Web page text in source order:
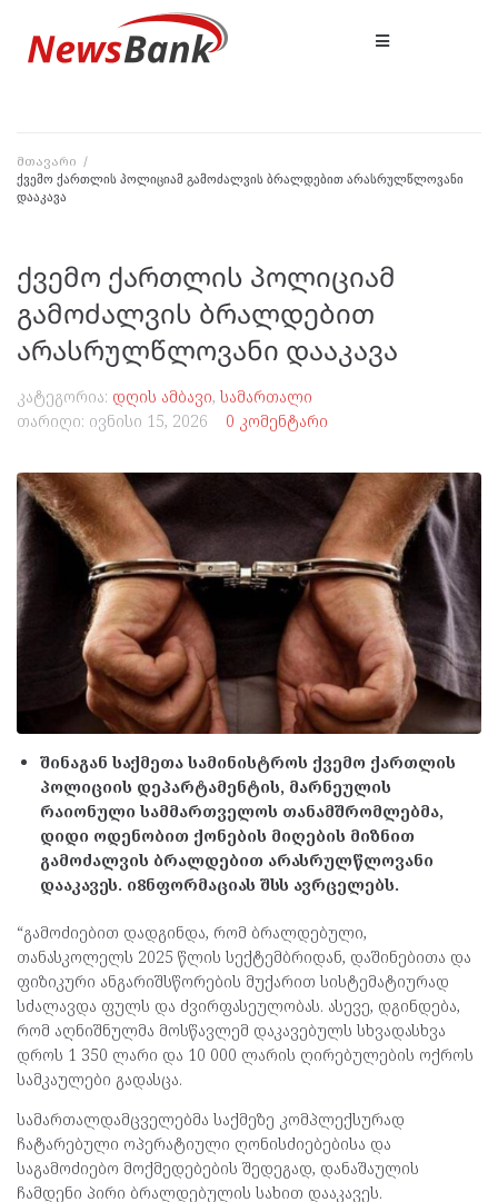
მთავარი /
ქვემო ქართლის პოლიციამ გამოძალვის ბრალდებით არასრულწლოვანი
დააკავა
ქვემო ქართლის პოლიციამ
გამოძალვის ბრალდებით
არასრულწლოვანი დააკავა
კატეგორია: დღის ამბავი, სამართალი
თარიღი: ივნისი 15, 2026 0 კომენტარი
შინაგან საქმეთა სამინისტროს ქვემო ქართლის
პოლიციის დეპარტამენტის, მარნეულის
რაიონული სამმართველოს თანამშრომლებმა,
დიდი ოდენობით ქონების მიღების მიზნით
გამოძალვის ბრალდებით არასრულწლოვანი
დააკავეს. ი8ნფორმაციას შსს ავრცელებს.
“გამოძიებით დადგინდა, რომ ბრალდებული,
თანასკოლელს 2025 წლის სექტემბრიდან, დაშინებითა და
ფიზიკური ანგარიშსწორების მუქარით სისტემატიურად
სძალავდა ფულს და ძვირფასეულობას. ასევე, დგინდება,
რომ აღნიშნულმა მოსწავლემ დაკავებულს სხვადასხვა
დროს 1 350 ლარი და 10 000 ლარის ღირებულების ოქროს
სამკაულები გადასცა.
სამართალდამცველებმა საქმეზე კომპლექსურად
ჩატარებული ოპერატიული ღონისძიებებისა და
საგამოძიებო მოქმედებების შედეგად, დანაშაულის
ჩამდენი პირი ბრალდებულის სახით დააკავეს.